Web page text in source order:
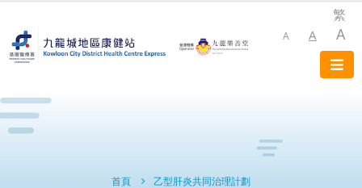
繁
A A A
首頁 乙型肝炎共同治理計劃